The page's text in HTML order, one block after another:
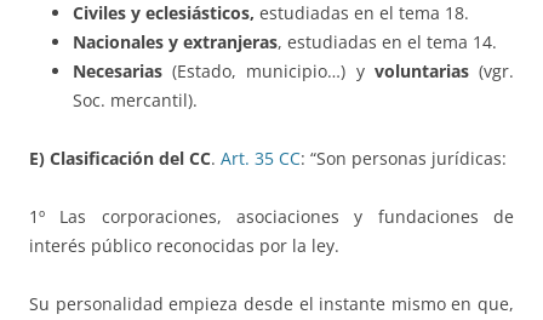
Civiles y eclesiásticos, estudiadas en el tema 18.
Nacionales y extranjeras, estudiadas en el tema 14.
Necesarias (Estado, municipio…) y voluntarias(vgr.
Soc. mercantil).
E) Clasificación del CC. Art. 35 CC: “Son personas jurídicas:
1º Las corporaciones, asociaciones y fundaciones de
interés público reconocidas por la ley.
Su personalidad empieza desde el instante mismo en que,